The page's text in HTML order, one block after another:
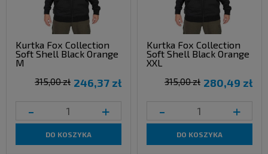
Kurtka Fox Collection
Soft Shell Black Orange
M
246,37 zł
315,00 zł
- +
DO KOSZYKA
Kurtka Fox Collection
Soft Shell Black Orange
XXL
280,49 zł
315,00 zł
- +
DO KOSZYKA